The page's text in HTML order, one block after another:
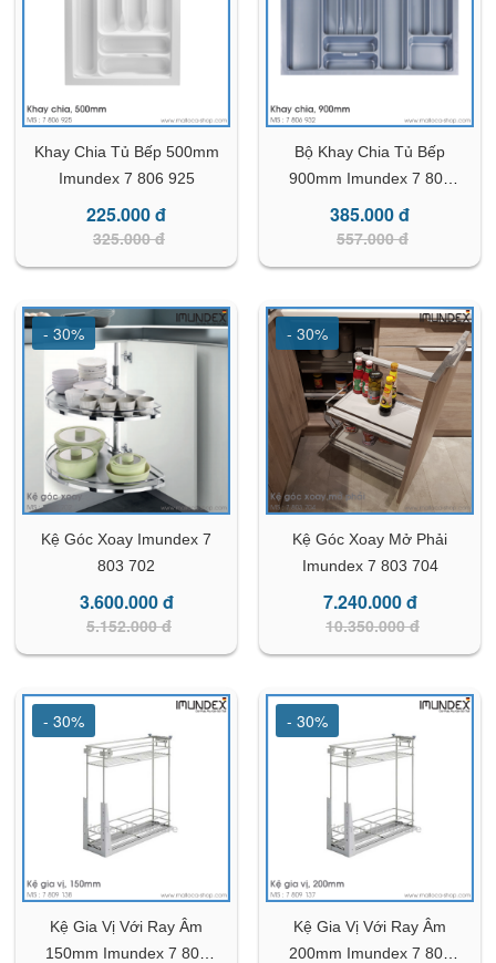
Khay Chia Tủ Bếp 500mm
Imundex 7 806 925
225.000 đ
325.000 đ
Bộ Khay Chia Tủ Bếp
900mm Imundex 7 806
932
385.000 đ
557.000 đ
- 30%
Kệ Góc Xoay Imundex 7
803 702
3.600.000 đ
5.152.000 đ
- 30%
Kệ Góc Xoay Mở Phải
Imundex 7 803 704
7.240.000 đ
10.350.000 đ
- 30%
Kệ Gia Vị Với Ray Âm
150mm Imundex 7 809
- 30%
Kệ Gia Vị Với Ray Âm
200mm Imundex 7 809